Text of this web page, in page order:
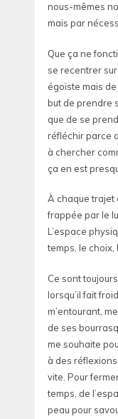
nous-mêmes
mais par
Que ça ne
se recentrer
égoïste mais
but de prendre
que de se
réfléchir parce
à chercher
ça en est
À chaque trajet
frappée par le
L’espace
temps, le choix,
Ce sont
lorsqu’il fait
m’entourant,
de ses
me souhaite
à des
vite. Pour
temps, de
peau pour